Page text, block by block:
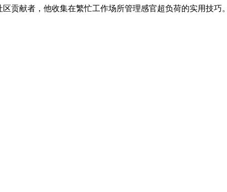
贡献者，他收集在繁忙工作场所管理感官超负荷的实用技